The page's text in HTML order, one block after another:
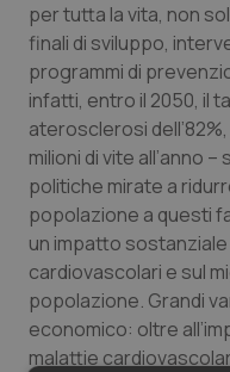
per tutta la vita, non
finali di sviluppo,
programmi di
infatti, entro il 2050, il
aterosclerosi
milioni di vite all’anno
politiche mirate a
popolazione a questi
un impatto
cardiovascolari e sul
popolazione. Grandi
economico: oltre
malattie